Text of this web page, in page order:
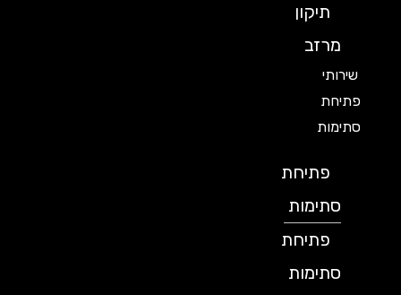
תיקון
מרזב
שירותי
פתיחת
סתימות
פתיחת
סתימות
פתיחת
סתימות